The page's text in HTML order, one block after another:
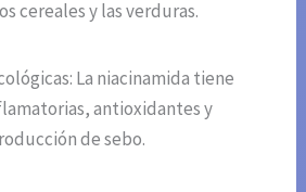
cereales y las verduras.
La niacinamida tiene
antioxidantes y
de sebo.